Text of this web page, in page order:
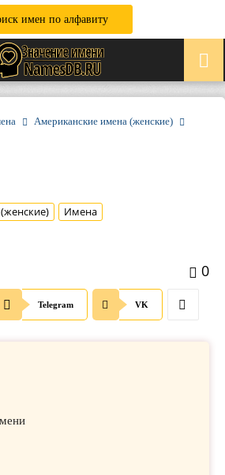
имен по алфавиту
Американские имена (женские)
Имена
0
Telegram VK